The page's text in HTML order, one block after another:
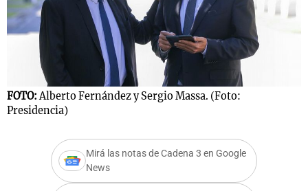
FOTO:Alberto Fernández y Sergio Massa. (Foto:
Presidencia)
Mirá las notas de Cadena 3 en Google
News
Notas
Mundial 2026
Notas
La Sole en
Cadena 3